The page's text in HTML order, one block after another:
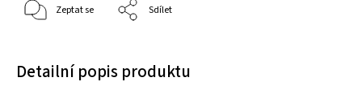
Zeptat se Sdílet
Detailní popis produktu